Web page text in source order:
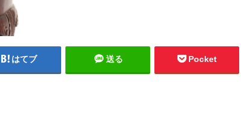
はてブ 送る Pocket